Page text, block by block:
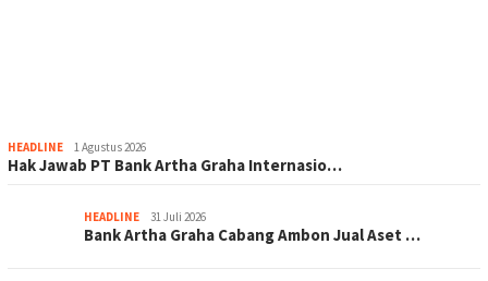
HEADLINE 1 Agustus 2026
Hak Jawab PT Bank Artha Graha Internasio…
HEADLINE 31 Juli 2026
Bank Artha Graha Cabang Ambon Jual Aset …